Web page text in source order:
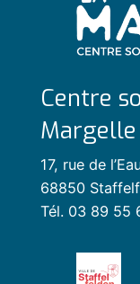
Centre
Margelle
17, rue de
68850
Tél. 03 89 55